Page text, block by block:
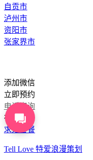
自贡市
泸州市
资阳市
张家界市
添加微信
立即预约
电话咨询
在线咨询
求婚套餐
Tell Love 特爱浪漫策划